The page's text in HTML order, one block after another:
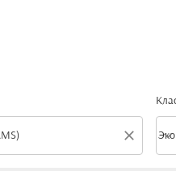
close keyboard_arrow_down